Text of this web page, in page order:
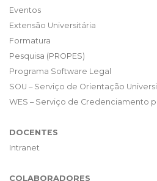
Eventos
Extensão Universitária
Formatura
Pesquisa (PROPES)
Programa Software Legal
SOU – Serviço de Orientação
WES – Serviço de Credenciamento
DOCENTES
Intranet
COLABORADORES